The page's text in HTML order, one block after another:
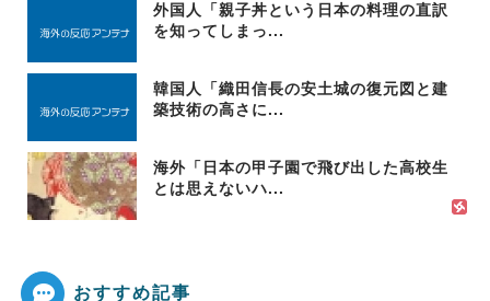
外国人「親子丼という日本の料理の直訳
を知ってしまっ...
韓国人「織田信長の安土城の復元図と建
築技術の高さに...
海外「日本の甲子園で飛び出した高校生
とは思えないハ...
おすすめ記事